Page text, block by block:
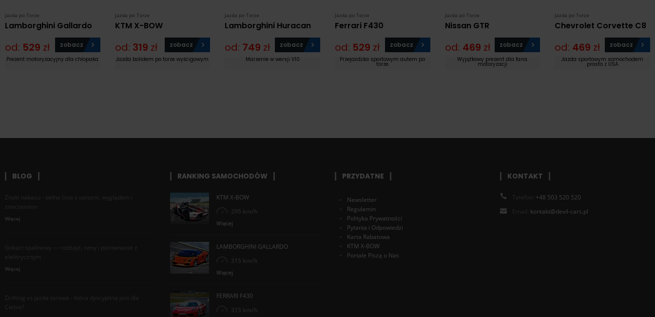
Jazda po Torze
Lamborghini Gallardo
od: 529 zł zobacz
Prezent motoryzacyjny dla chłopaka
Jazda po Torze
KTM X-BOW
od: 319 zł zobacz
Jazda bolidem po torze wyścigowym
Jazda po Torze
Lamborghini Huracan
od: 749 zł zobacz
Marzenie w wersji V10
Jazda po Torze
Ferrari F430
od: 529 zł zobacz
Przejażdżka sportowym autem po
torze
Jazda po Torze
Nissan GTR
od: 469 zł zobacz
Wyjątkowy prezent dla fana
motoryzacji
Jazda po Torze
Chevrolet Corvette C8
od: 469 zł zobacz
Jazda sportowym samochodem
prosto z USA
BLOG
Znaki nakazu - pełna lista z opisem, wyglądem i
znaczeniem
Więcej
Gokart spalinowy — rodzaje, ceny i porównanie z
elektrycznym
Więcej
Drifting vs jazda torowa - która dyscyplina jest dla
Ciebie?
RANKING SAMOCHODÓW
KTM X-BOW
295 km/h
Więcej
LAMBORGHINI GALLARDO
315 km/h
Więcej
FERRARI F430
315 km/h
PRZYDATNE
Newsletter
Regulamin
Polityka Prywatności
Pytania i Odpowiedzi
Karta Rabatowa
KTM X-BOW
Portale Piszą o Nas
KONTAKT
Telefon: +48 503 520 520
Email: kontakt@devil-cars.pl